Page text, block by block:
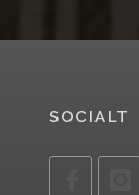
SOCIALT